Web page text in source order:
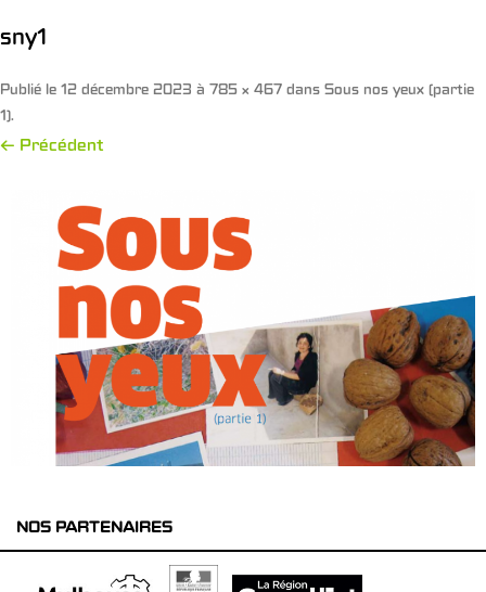
sny1
Publié le 12 décembre 2023 à 785 × 467 dans Sous nos yeux (partie
1).
← Précédent
NOS PARTENAIRES